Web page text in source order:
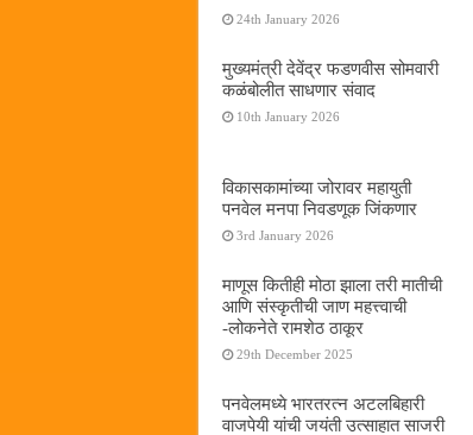
24th January 2026
मुख्यमंत्री देवेंद्र फडणवीस सोमवारी
कळंबोलीत साधणार संवाद
10th January 2026
विकासकामांच्या जोरावर महायुती
पनवेल मनपा निवडणूक जिंकणार
3rd January 2026
माणूस कितीही मोठा झाला तरी मातीची
आणि संस्कृतीची जाण महत्त्वाची
-लोकनेते रामशेठ ठाकूर
29th December 2025
पनवेलमध्ये भारतरत्न अटलबिहारी
वाजपेयी यांची जयंती उत्साहात साजरी